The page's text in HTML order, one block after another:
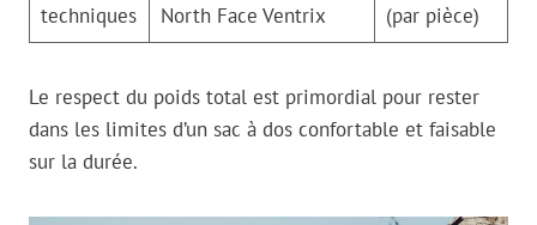
techniques
North Face Ventrix
(par pièce)
Le respect du poids total est primordial pour rester
dans les limites d’un sac à dos confortable et faisable
sur la durée.